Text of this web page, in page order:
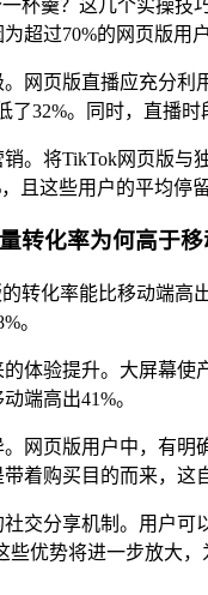
杯羹？这几个实操技
超过70%的网页版用
网页版直播应充分利
了32%。同时，直播
。将TikTok网页版与
且这些用户的平均停
转化率为何高于移
转化率能比移动端高
。
体验提升。大屏幕使
端高出41%。
网页版用户中，有明
着购买目的而来，这
交分享机制。用户可
些优势将进一步放大，